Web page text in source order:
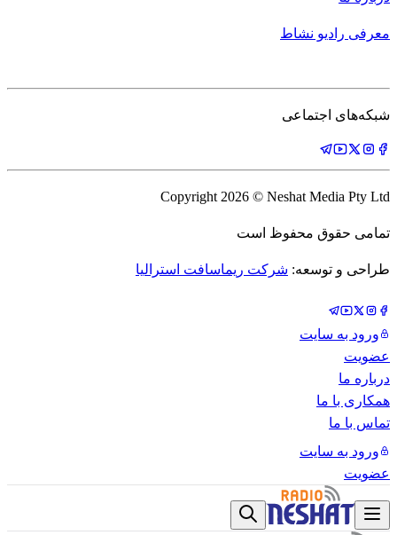
معرفی رادیو نشاط
شبکه‌های اجتماعی
Copyright 2026 © Neshat Media Pty Ltd
تمامی حقوق محفوظ است
طراحی و توسعه: شرکت ریماسافت استرالیا
ورود به سایت
عضویت
درباره ما
همکاری با ما
تماس با ما
ورود به سایت
عضویت